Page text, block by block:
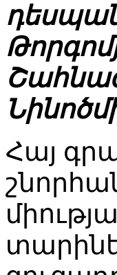
Հայ